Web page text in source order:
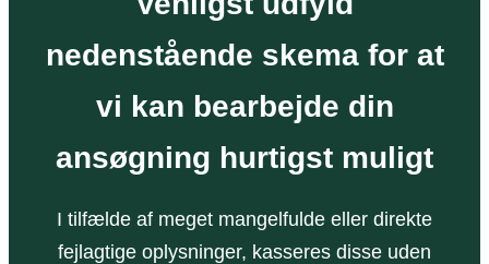
nedenstående skema for at
vi kan bearbejde din
ansøgning hurtigst muligt
I tilfælde af meget mangelfulde eller direkte
fejlagtige oplysninger, kasseres disse uden